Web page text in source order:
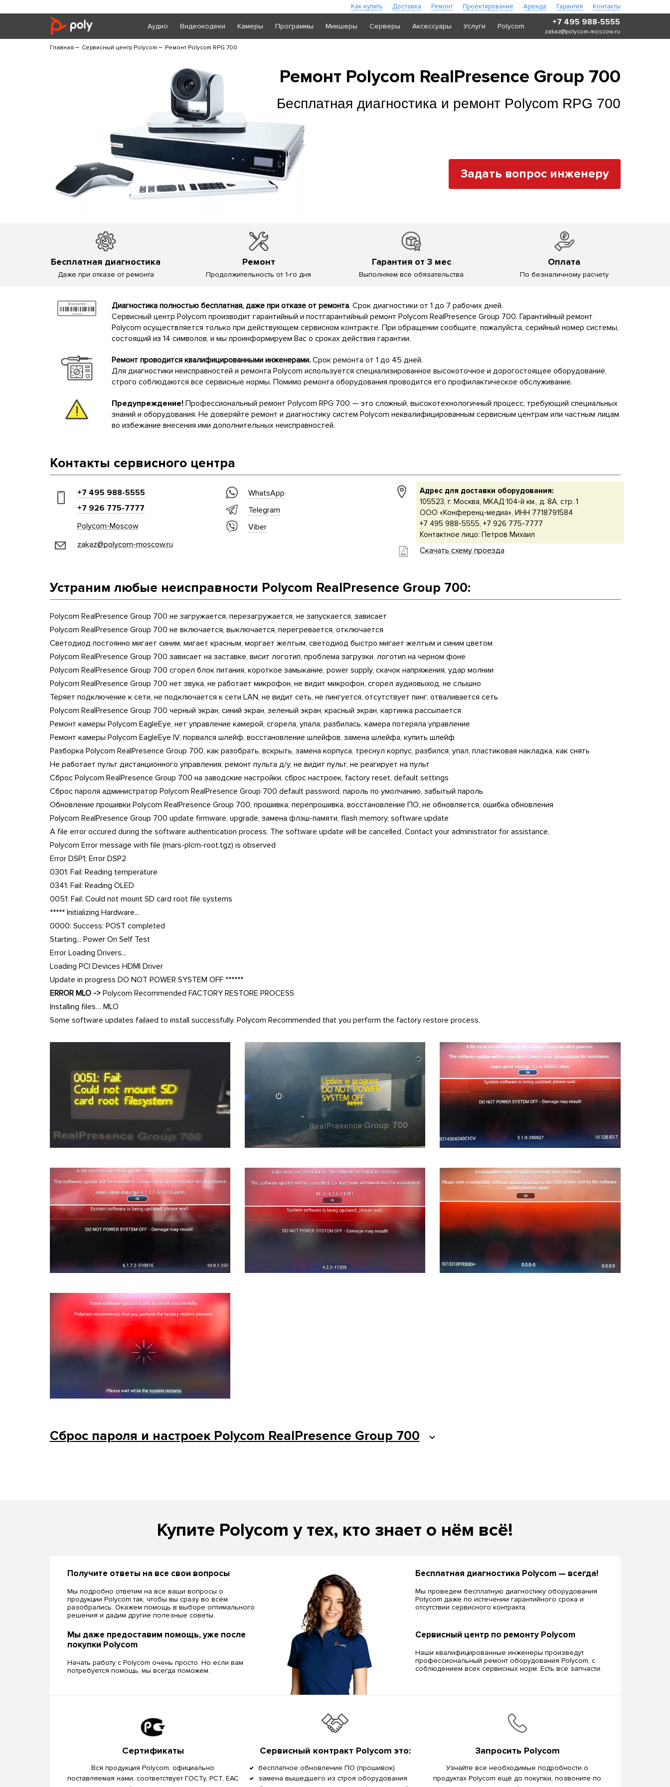
Как купить Доставка Ремонт Проектирование Аренда Гарантия Контакты
Аудио Видеокодеки Камеры Программы Микшеры Серверы Аксессуары Услуги Polycom +7 495 988-5555
zakaz@polycom-moscow.ru
Главная – Сервисный центр Polycom – Ремонт Polycom RPG 700
Ремонт Polycom RealPresence Group 700
Бесплатная диагностика и ремонт Polycom RPG 700
Задать вопрос инженеру
Бесплатная диагностика
Даже при отказе от ремонта
Ремонт
Продолжительность от 1-го дня
Гарантия от 3 мес
Выполняем все обязательства
Оплата
По безналичному расчету
Диагностика полностью бесплатная, даже при отказе от ремонта. Срок диагностики от 1 до 7 рабочих дней.
Сервисный центр Polycom производит гарантийный и постгарантийный ремонт Polycom RealPresence Group 700. Гарантийный ремонт
Polycom осуществляется только при действующем сервисном контракте. При обращении сообщите, пожалуйста, серийный номер системы,
состоящий из 14 символов, и мы проинформируем Вас о сроках действия гарантии.
Ремонт проводится квалифицированными инженерами. Срок ремонта от 1 до 45 дней.
Для диагностики неисправностей и ремонта Polycom используется специализированное высокоточное и дорогостоящее оборудование,
строго соблюдаются все сервисные нормы. Помимо ремонта оборудования проводится его профилактическое обслуживание.
Предупреждение! Профессиональный ремонт Polycom RPG 700 — это сложный, высокотехнологичный процесс, требующий специальных
знаний и оборудования. Не доверяйте ремонт и диагностику систем Polycom неквалифицированным сервисным центрам или частным лицам
во избежание внесения ими дополнительных неисправностей.
Контакты сервисного центра
+7 495 988-5555
+7 926 775-7777
Polycom-Moscow
zakaz@polycom-moscow.ru
WhatsApp
Telegram
Viber
Адрес для доставки оборудования:
105523, г. Москва, МКАД 104-й км., д. 8А, стр. 1
ООО «Конференц-медиа», ИНН 7718791584
+7 495 988-5555, +7 926 775-7777
Контактное лицо: Петров Михаил
Скачать схему проезда
Устраним любые неисправности Polycom RealPresence Group 700:
Polycom RealPresence Group 700 не загружается, перезагружается, не запускается, зависает
Polycom RealPresence Group 700 не включается, выключается, перегревается, отключается
Светодиод постоянно мигает синим, мигает красным, моргает желтым, светодиод быстро мигает желтым и синим цветом
Polycom RealPresence Group 700 зависает на заставке, висит логотип, проблема загрузки, логотип на черном фоне
Polycom RealPresence Group 700 сгорел блок питания, короткое замыкание, power supply, скачок напряжения, удар молнии
Polycom RealPresence Group 700 нет звука, не работает микрофон, не видит микрофон, сгорел аудиовыход, не слышно
Теряет подключение к сети, не подключается к сети LAN, не видит сеть, не пингуется, отсутствует пинг, отваливается сеть
Polycom RealPresence Group 700 черный экран, синий экран, зеленый экран, красный экран, картинка рассыпается
Ремонт камеры Polycom EagleEye, нет управление камерой, сгорела, упала, разбилась, камера потеряла управление
Ремонт камеры Polycom EagleEye IV, порвался шлейф, восстановление шлейфов, замена шлейфа, купить шлейф
Разборка Polycom RealPresence Group 700, как разобрать, вскрыть, замена корпуса, треснул корпус, разбился, упал, пластиковая накладка, как снять
Не работает пульт дистанционного управления, ремонт пульта д/у, не видит пульт, не реагирует на пульт
Сброс Polycom RealPresence Group 700 на заводские настройки, сброс настроек, factory reset, default settings
Сброс пароля администратор Polycom RealPresence Group 700 default password, пароль по умолчанию, забытый пароль
Обновление прошивки Polycom RealPresence Group 700, прошивка, перепрошивка, восстановление ПО, не обновляется, ошибка обновления
Polycom RealPresence Group 700 update firmware, upgrade, замена флэш-памяти, flash memory, software update
A file error occured during the software authentication process. The software update will be cancelled. Contact your administrator for assistance.
Polycom Error message with file (mars-plcm-root.tgz) is observed
Error DSP1; Error DSP2
0301: Fail: Reading temperature
0341: Fail: Reading OLED
0051: Fail: Could not mount SD card root file systems
***** Initializing Hardware...
0000: Success: POST completed
Starting... Power On Self Test
Error Loading Drivers...
Loading PCI Devices HDMI Driver
Update in progress DO NOT POWER SYSTEM OFF ******
ERROR MLO ->Polycom Recommended FACTORY RESTORE PROCESS
Installing files… MLO
Some software updates failaed to install successfully. Polycom Recommended that you perform the factory restore process.
Cброс пароля и настроек Polycom RealPresence Group 700
Купите Polycom у тех, кто знает о нём всё!
Получите ответы на все свои вопросы
Мы подробно ответим на все ваши вопросы о
продукции Polycom так, чтобы вы сразу во всём
разобрались. Окажем помощь в выборе оптимального
решения и дадим другие полезные советы.
Мы даже предоставим помощь, уже после
покупки Polycom
Начать работу с Polycom очень просто. Но если вам
потребуется помощь, мы всегда поможем.
Бесплатная диагностика Polycom — всегда!
Мы проведем бесплатную диагностику оборудования
Polycom даже по истечении гарантийного срока и
отсутствии сервисного контракта.
Сервисный центр по ремонту Polycom
Наши квалифицированные инженеры произведут
профессиональный ремонт оборудования Polycom, c
соблюдением всех сервисных норм. Есть все запчасти.
Сертификаты
Вся продукция Polycom, официально
поставляемая нами, соответствует ГОСТу, РСТ, EAC
Сервисный контракт Polycom это:
бесплатное обновление ПО (прошивок)
замена вышедшего из строя оборудования
Запросить Polycom
Узнайте все необходимые подробности о
продуктах Polycom ещё до покупки, позвоните по